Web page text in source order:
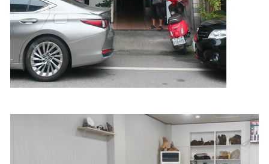
歷史區
關於Yilan
個人著作